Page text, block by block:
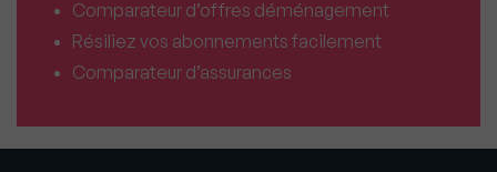
Comparateur d’offres déménagement
Résiliez vos abonnements facilement
Comparateur d’assurances